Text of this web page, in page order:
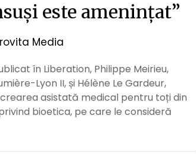
este amenințat”
Media
în Liberation, Philippe Meirieu,
Lyon II, și Hélène Le Gardeur,
asistată medical pentru toți din
bioetica, pe care le consideră